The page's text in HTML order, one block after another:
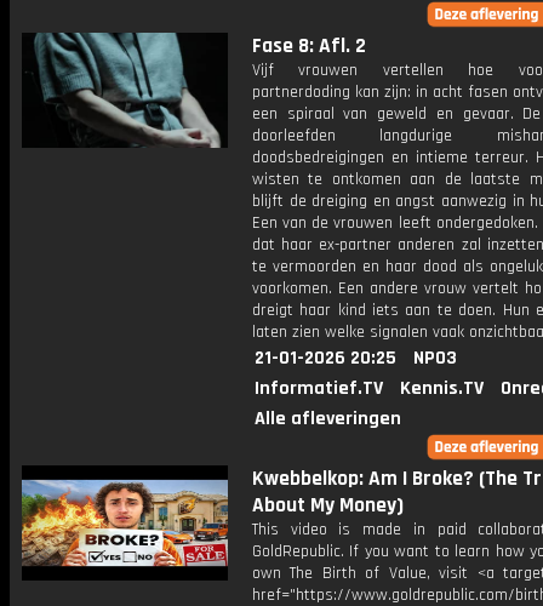
Fase 8: Afl. 2
Vijf vrouwen vertellen hoe
partnerdoding kan zijn: in acht fasen
een spiraal van geweld en gevaar.
doorleefden langdurige
doodsbedreigingen en intieme terreur.
wisten te ontkomen aan de laatste
blijft de dreiging en angst aanwezig in
Een van de vrouwen leeft
dat haar ex-partner anderen zal
te vermoorden en haar dood als
voorkomen. Een andere vrouw vertelt
dreigt haar kind iets aan te doen. Hun
laten zien welke signalen vaak
21-01-2026 20:25
NPO3
Informatief.TV
Kennis.TV
Alle afleveringen
Kwebbelkop: Am I Broke? (The
About My Money)
This video is made in paid
GoldRepublic. If you want to learn how
own The Birth of Value, visit <a
href="https://www.goldrepublic.com/